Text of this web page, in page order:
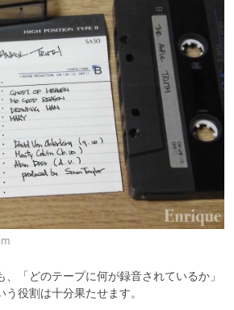
、「どのテープに何が録音されているか」
役割は十分果たせます。